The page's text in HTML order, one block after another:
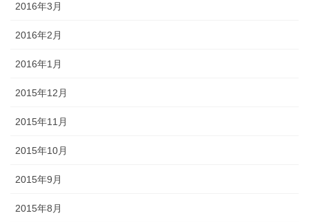
2016年3月
2016年2月
2016年1月
2015年12月
2015年11月
2015年10月
2015年9月
2015年8月